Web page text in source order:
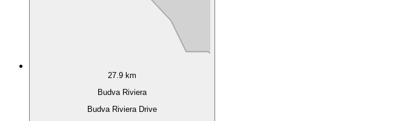
27.9 km
Budva Riviera
Budva Riviera Drive